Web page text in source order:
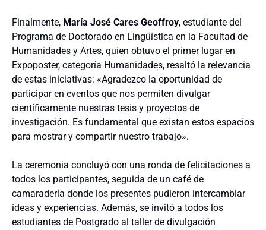
Finalmente, María José Cares Geoffroy, estudiante del
Programa de Doctorado en Lingüística en la Facultad de
Humanidades y Artes, quien obtuvo el primer lugar en
Expoposter, categoría Humanidades, resaltó la relevancia
de estas iniciativas: «Agradezco la oportunidad de
participar en eventos que nos permiten divulgar
científicamente nuestras tesis y proyectos de
investigación. Es fundamental que existan estos espacios
para mostrar y compartir nuestro trabajo».
La ceremonia concluyó con una ronda de felicitaciones a
todos los participantes, seguida de un café de
camaradería donde los presentes pudieron intercambiar
ideas y experiencias. Además, se invitó a todos los
estudiantes de Postgrado al taller de divulgación